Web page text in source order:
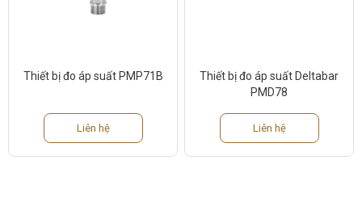
Thiết bị đo áp suất PMP71B
Liên hệ
Thiết bị đo áp suất Deltabar
PMD78
Liên hệ